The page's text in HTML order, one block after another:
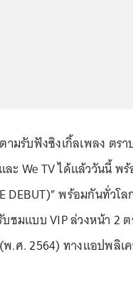
มรับฟังซิงเกิ้ลเพลง ตรา
ะ We TV ได้แล้ววันนี้ พ
DEBUT)” พร้อมกันทั่วโ
ชมแบบ VIP ล่วงหน้า 2
.ศ. 2564) ทางแอปพลิเ